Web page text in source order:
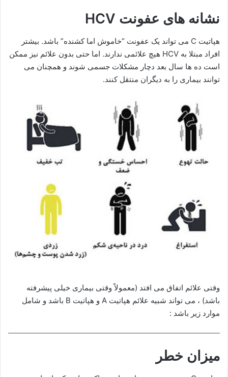
نشانه های عفونت HCV
هپاتیت C می تواند یک عفونت “خاموش اما کشنده” باشد. بیشتر
افراد مبتلا به HCV هیچ علائمی ندارند. اما حتی بدون علائم نیز ممکن
است ده ها سال بعد دچار مشکلات جسمی شوند و همچنان می
توانند بیماری را به دیگران منتقل کنند.
وقتی علائم اتفاق می افتد (معمولاً وقتی بیماری خیلی پیشرفته
باشد) ، می تواند شبیه علائم هپاتیت A و هپاتیت B باشد و شامل
موارد زیر باشد :
میزان خطر